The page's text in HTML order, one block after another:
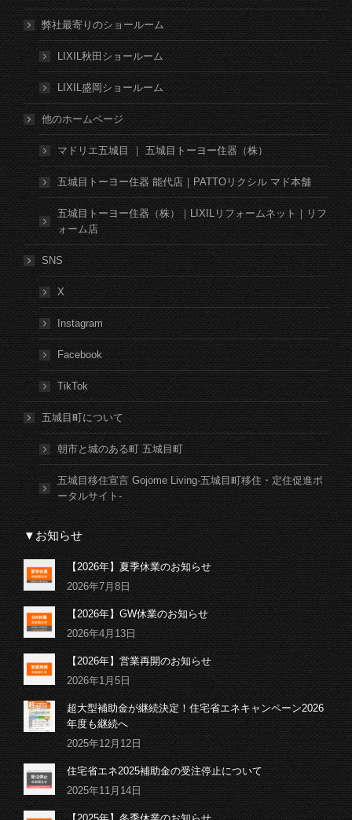
弊社最寄りのショールーム
LIXIL秋田ショールーム
LIXIL盛岡ショールーム
他のホームページ
マドリエ五城目 ｜ 五城目トーヨー住器（株）
五城目トーヨー住器 能代店｜PATTOリクシル マド本舗
五城目トーヨー住器（株）｜LIXILリフォームネット｜リフ
ォーム店
SNS
X
Instagram
Facebook
TikTok
五城目町について
朝市と城のある町 五城目町
五城目移住宣言 Gojome Living-五城目町移住・定住促進ポ
ータルサイト-
▼お知らせ
【2026年】夏季休業のお知らせ
2026年7月8日
【2026年】GW休業のお知らせ
2026年4月13日
【2026年】営業再開のお知らせ
2026年1月5日
超大型補助金が継続決定！住宅省エネキャンペーン2026
年度も継続へ
2025年12月12日
住宅省エネ2025補助金の受注停止について
2025年11月14日